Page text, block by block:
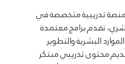
منصة تدريبية متخصصة في
تقدم برامج معتمدة
البشرية والتطوير
محتوى تدريبي مبتكر